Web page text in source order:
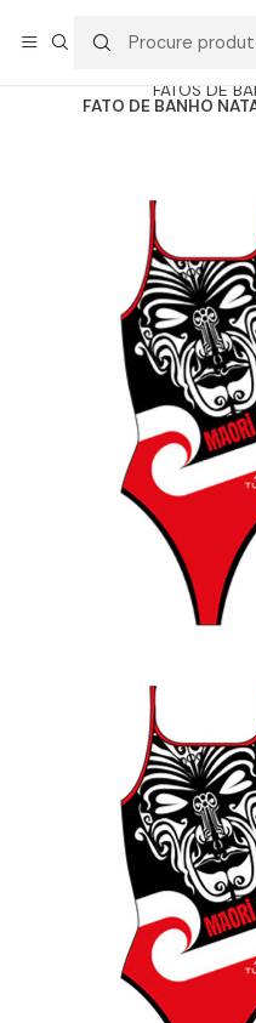
FATOS DE
FATO DE BANHO